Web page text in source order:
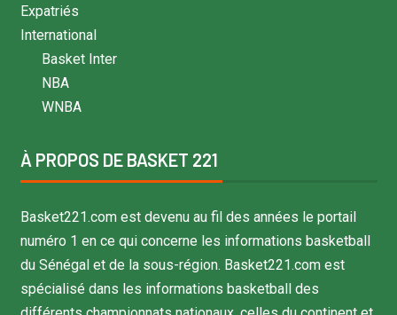
Expatriés
International
Basket Inter
NBA
WNBA
À PROPOS DE BASKET 221
Basket221.com est devenu au fil des années le portail
numéro 1 en ce qui concerne les informations basketball
du Sénégal et de la sous-région. Basket221.com est
spécialisé dans les informations basketball des